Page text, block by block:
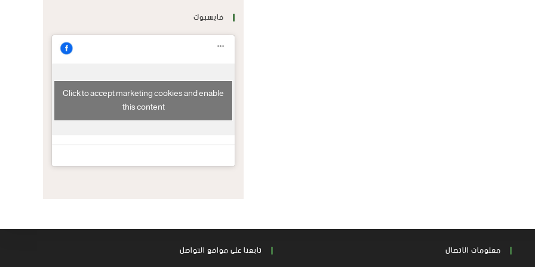
فايسبوك
Click to accept marketing cookies and enable
this content
معلومات الاتصال تابعنا على موافع التواصل